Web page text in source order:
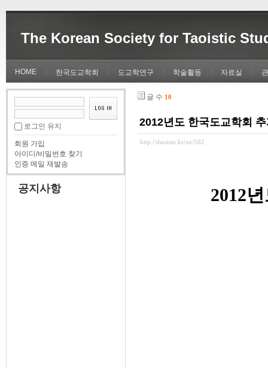
The Korean Society for Taoistic
HOME 한국도교학회 도교학연구 학술활동 자료실
로그인 유지
회원 가입
아이디/비밀번호 찾기
인증 메일 재발송
공지사항
글 수 10
2012년도 한국도교학회
http://daoism.kr/xe/582
2012